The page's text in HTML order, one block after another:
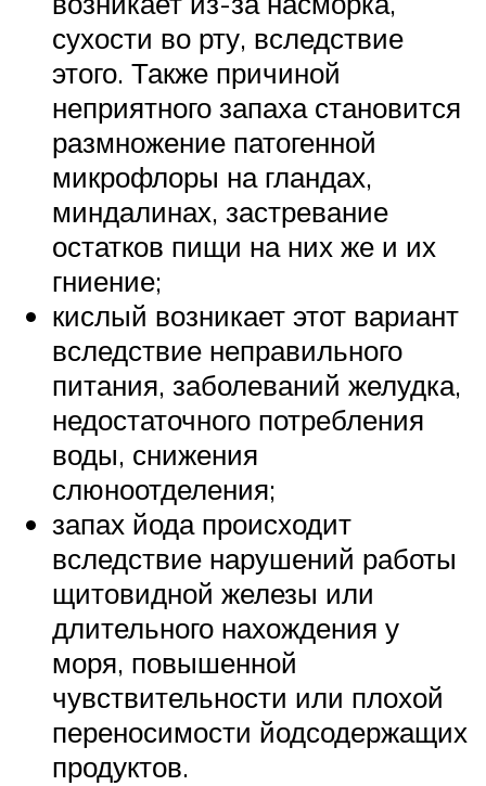
сухости во рту, вследствие
этого. Также причиной
неприятного запаха становится
размножение патогенной
микрофлоры на гландах,
миндалинах, застревание
остатков пищи на них же и их
гниение;
кислый возникает этот вариант
вследствие неправильного
питания, заболеваний желудка,
недостаточного потребления
воды, снижения
слюноотделения;
запах йода происходит
вследствие нарушений работы
щитовидной железы или
длительного нахождения у
моря, повышенной
чувствительности или плохой
переносимости йодсодержащих
продуктов.